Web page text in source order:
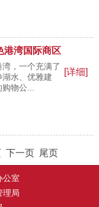
港湾国际商区
，一个充满了
水、优雅建
物公...
[详细]
下一页 尾页
公室
理局